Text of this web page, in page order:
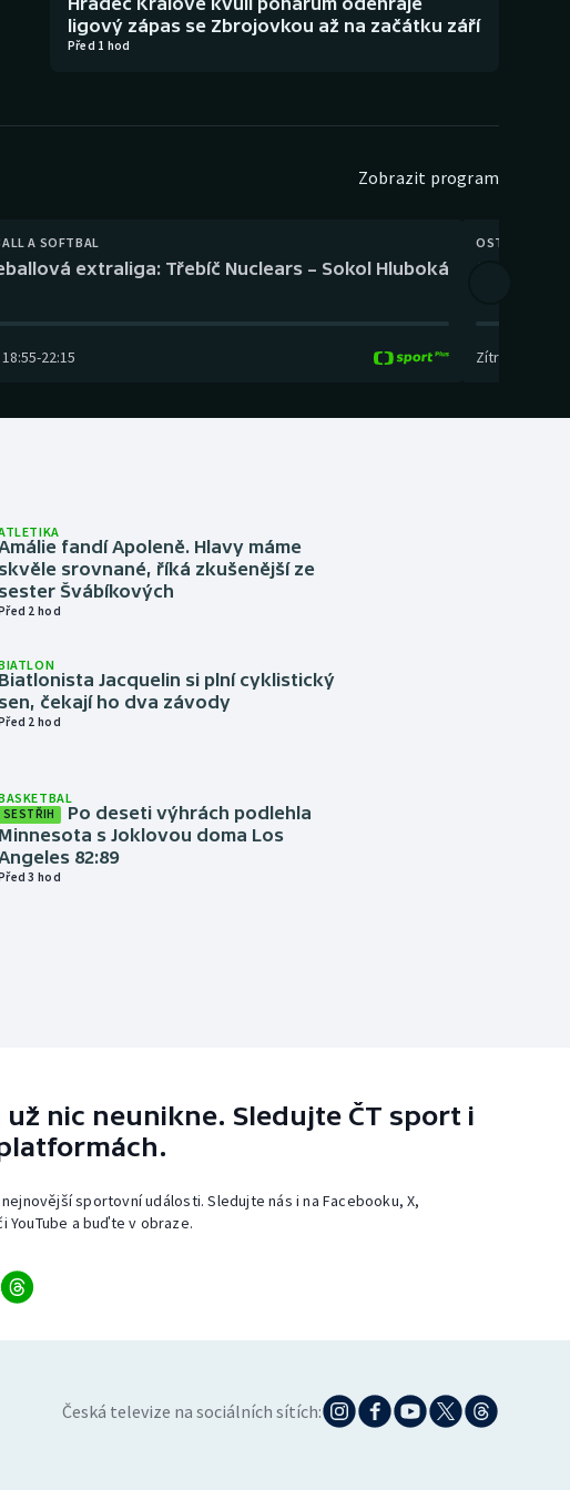
ligový zápas se Zbrojovkou až na začátku září
Před 1 hod
Zobrazit program
A SOFTBAL
extraliga: Třebíč Nuclears – Sokol Hluboká
18:55-22:15
OSTATNÍ
Zítra
fandí Apoleně. Hlavy máme
skvěle srovnané, říká zkušenější ze
sester Švábíkových
2 hod
Biatlonista Jacquelin si plní cyklistický
sen, čekají ho dva závody
2 hod
SESTŘIH
Po deseti výhrách podlehla
Minnesota s Joklovou doma Los
82:89
3 hod
nic neunikne. Sledujte ČT sport i
sportovní události. Sledujte nás i na Facebooku, X,
YouTube a buďte v obraze.
Česká televize na sociálních sítích: